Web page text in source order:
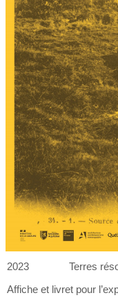
2023
Terres
Affiche et livret pour